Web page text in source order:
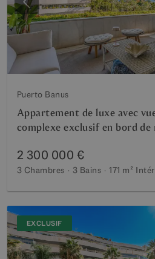
Précédent
Puerto Banus
Appartement de luxe avec
complexe exclusif en bord de
2 300 000 €
3 Chambres 3 Bains 171 m²
EXCLUSIF